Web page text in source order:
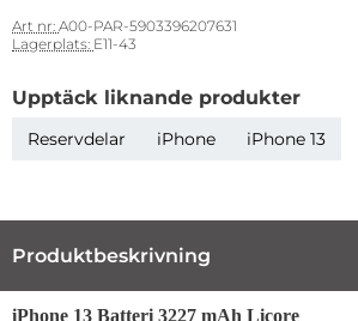
Art nr: A00-PAR-5903396207631
Lagerplats: E11-43
Upptäck liknande produkter
Reservdelar iPhone iPhone 13
Produktbeskrivning
Produktbeskrivning
iPhone 13 Batteri 3227 mAh Licore